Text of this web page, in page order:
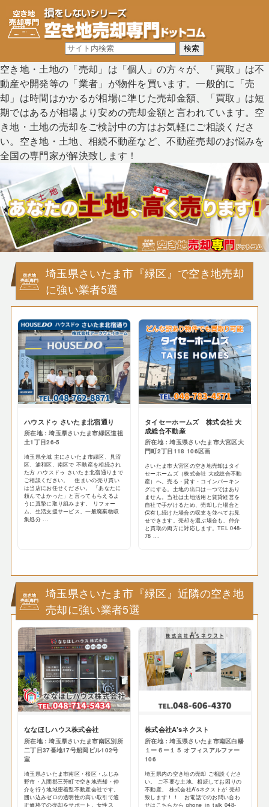
空き地・土地の「売却」は「個人」の方々が、「買取」は不
動産や開発等の「業者」が物件を買います。一般的に「売
却」は時間はかかるが相場に準じた売却金額、「買取」は短
期ではあるが相場より安めの売却金額と言われています。空
き地・土地の売却をご検討中の方はお気軽にご相談くださ
い。空き地・土地、相続不動産など、不動産売却のお悩みを
全国の専門家が解決致します！
埼玉県さいたま市『緑区』で空き地売却
に強い業者5選
ハウスドゥ さいたま北宿通り
所在地：埼玉県さいたま市緑区道祖
土1丁目26-5
埼玉県全域 主にさいたま市緑区、見沼
区、浦和区、南区で 不動産を相続され
た方 ハウスドゥ さいたま北宿通りまで
ご相談ください。 住まいの売り買い
は当店にお任せください。 「あなたに
頼んでよかった」と言ってもらえるよ
うに真摯に取り組みます。 リフォー
ム、生活支援サービス、一般廃棄物収
集処分 ...
タイセーホームズ 株式会社 大
成総合不動産
所在地：埼玉県さいたま市大宮区大
門町2丁目118 106区画
さいたま市大宮区の空き地売却はタイ
セーホームズ（株式会社 大成総合不動
産）へ。売る・貸す・コインパーキン
グにする。土地の出口は一つではあり
ません。当社は土地活用と賃貸経営を
自社で手がけるため、売却した場合と
保有し続けた場合の収支を並べてお見
せできます。売却を選ぶ場合も、仲介
と買取の両方に対応します。TEL 048-
78 ...
埼玉県さいたま市『緑区』近隣の空き地
売却に強い業者5選
ななほしハウス株式会社
所在地：埼玉県さいたま市南区別所
二丁目37番地17号船岡ビル102号
室
埼玉県さいたま市南区・桜区・ふじみ
野市・入間郡三芳町で空き地売却・仲
介を行う地域密着型不動産会社です。
囲い込みゼロの透明性の高い取引で適
正価格での売却をサポート。女性ス
株式会社A’sネクスト
所在地：埼玉県さいたま市南区白幡
１ー６ー１５ オフィスアルファー
106
埼玉県内の空き地の売却 ご相談くださ
い。 ご不要な土地、相続してお困りの
不動産、 株式会社A’sネクストが 売却
致します！！ お電話でのお問い合わ
せはこちらから phone_in_talk 048-